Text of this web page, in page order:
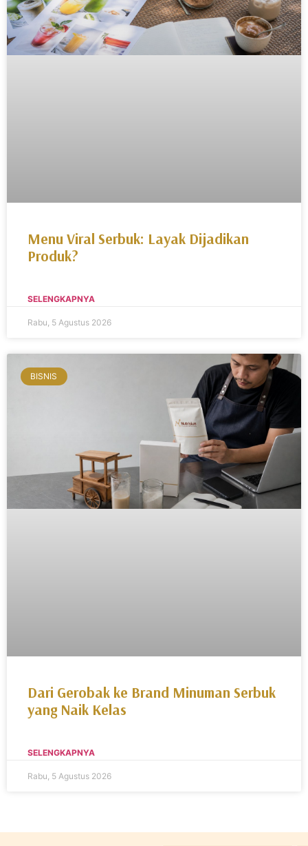
Menu Viral Serbuk: Layak Dijadikan
Produk?
SELENGKAPNYA
Rabu, 5 Agustus 2026
BISNIS
Dari Gerobak ke Brand Minuman Serbuk
yang Naik Kelas
SELENGKAPNYA
Rabu, 5 Agustus 2026